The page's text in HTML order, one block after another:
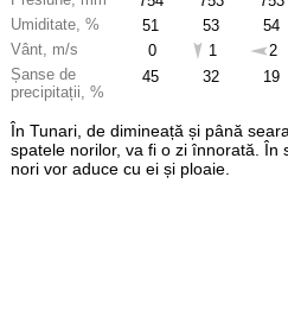
Umiditate, %
Vânt, m/s
Șanse de
precipitații, %
51
0
45
53
1
32
54
2
19
În Tunari, de dimineață și până
spatele norilor, va fi o zi înnorată. În
nori vor aduce cu ei și ploaie.